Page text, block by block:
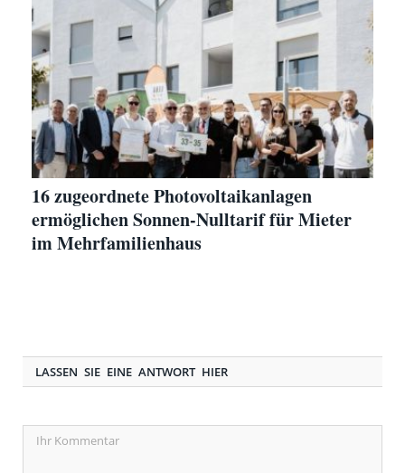
16 zugeordnete Photovoltaikanlagen
ermöglichen Sonnen-Nulltarif für Mieter
im Mehrfamilienhaus
LASSEN SIE EINE ANTWORT HIER